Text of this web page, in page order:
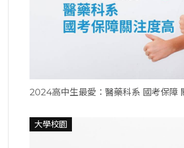
2024高中生最愛：醫藥科系 國考保障
大學校園